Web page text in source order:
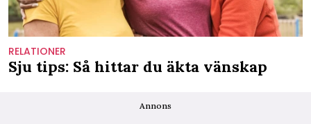
RELATIONER
Sju tips: Så hittar du äkta vänskap
Annons